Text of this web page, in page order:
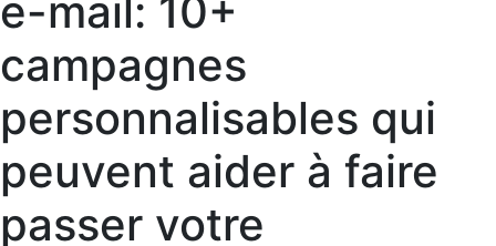
e-mail: 10+
campagnes
personnalisables qui
peuvent aider à faire
passer votre